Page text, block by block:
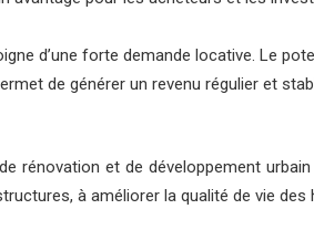
d’une forte demande locative. Le
de générer un revenu régulier et
rénovation et de développement
à améliorer la qualité de vie des